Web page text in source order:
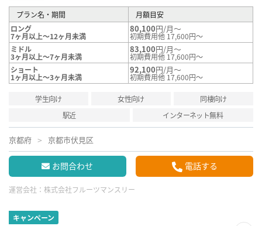
プラン名・期間
月額目安
ロング
7ヶ月以上～12ヶ月未満
80,100円/月～
初期費用他 17,600円～
ミドル
3ヶ月以上～7ヶ月未満
83,100円/月～
初期費用他 17,600円～
ショート
1ヶ月以上～3ヶ月未満
92,100円/月～
初期費用他 17,600円～
学生向け 女性向け
同棲向け
駅近
インターネット無料
京都府 京都市伏見区
お問合わせ 電話する
運営会社： 株式会社フルーツマンスリー
キャンペーン